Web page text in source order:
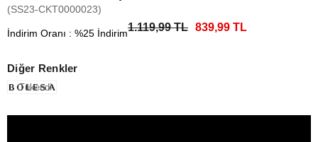
(SS23-CKT0000023)
İndirim Oranı : %25 İndirim1.119,99 TL 839,99 TL
Diğer Renkler
Tükendi